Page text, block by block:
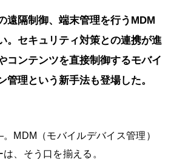
遠隔制御、端末管理を行うMDM
。セキュリティ対策との連携が進
コンテンツを直接制御するモバイ
管理という新手法も登場した。
MDM（モバイルデバイス管理）
、そう口を揃える。